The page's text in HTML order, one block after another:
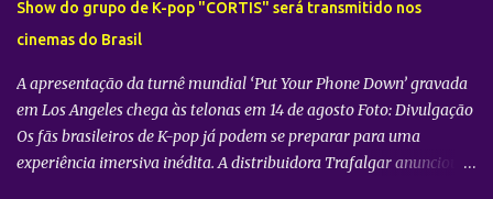
Show do grupo de K-pop "CORTIS" será transmitido nos
cinemas do Brasil
A apresentação da turnê mundial ‘Put Your Phone Down’ gravada
em Los Angeles chega às telonas em 14 de agosto Foto: Divulgação
Os fãs brasileiros de K-pop já podem se preparar para uma
experiência imersiva inédita. A distribuidora Trafalgar anunciou o